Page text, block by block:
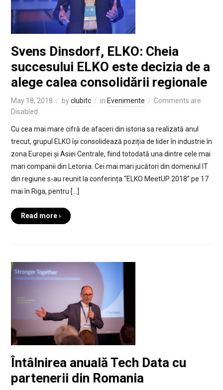
Svens Dinsdorf, ELKO: Cheia
succesului ELKO este decizia de a
alege calea consolidării regionale
May 18, 2018 byclubitc in Evenimente
Comments are
Disabled
Cu cea mai mare cifră de afaceri din istoria sa realizată anul
trecut, grupul ELKO își consolidează poziția de lider în industrie în
zona Europei și Asiei Centrale, fiind totodată una dintre cele mai
mari companii din Letonia. Cei mai mari jucători din domeniul IT
din regiune s-au reunit la conferința “ELKO MeetUP 2018” pe 17
mai în Riga, pentru […]
Read more ›
Întâlnirea anuală Tech Data cu
partenerii din Romania